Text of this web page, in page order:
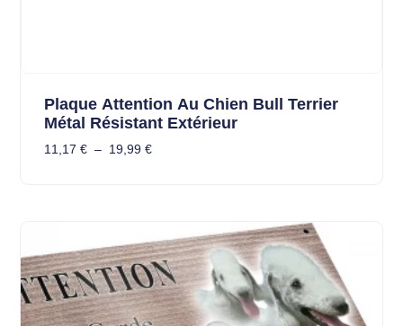
Plaque Attention Au Chien Bull Terrier
Métal Résistant Extérieur
11,17 € – 19,99 €